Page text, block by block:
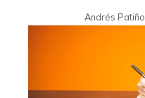
Andrés Patiño